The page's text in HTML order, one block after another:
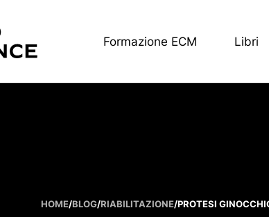
FisioScienceFormazione ECM Libri
HOME/BLOG/RIABILITAZIONE/PROTESI